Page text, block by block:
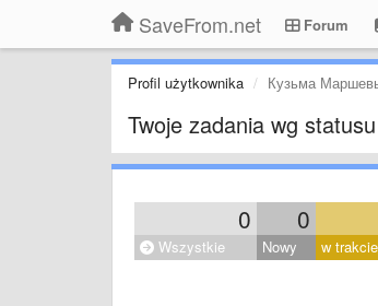
SaveFrom.net Forum
Profil użytkownika Кузьма
Twoje zadania wg statusu
0 0
Wszystkie Nowy w